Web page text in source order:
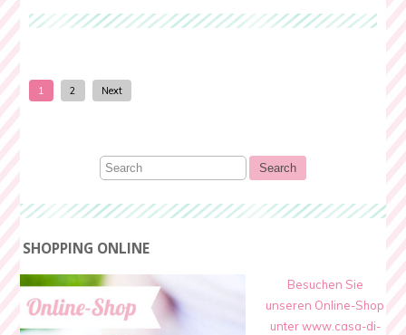
1 2 Next
SHOPPING ONLINE
Besuchen Sie
unseren Online-Shop
unter www.casa-di-